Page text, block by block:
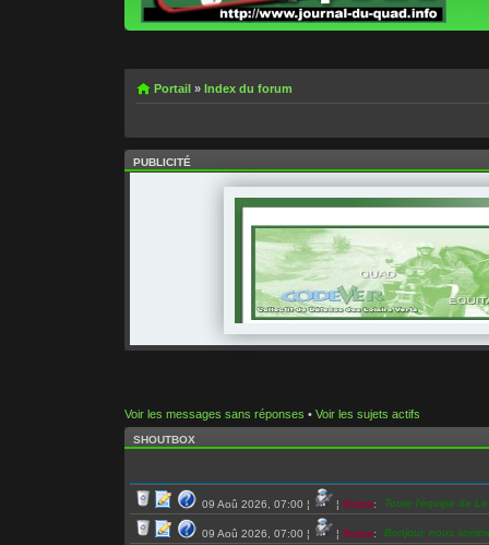
Portail »Index du forum
PUBLICITÉ
Voir les messages sans réponses •Voir les sujets actifs
SHOUTBOX
09 Aoû 2026, 07:00 ¦ ¦Robot: Toute l’équipe de
09 Aoû 2026, 07:00 ¦ ¦Robot: Bonjour, nous